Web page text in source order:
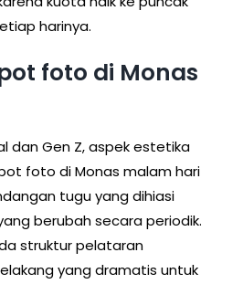
harinya.
foto di Monas
dan Gen Z, aspek estetika
foto di Monas malam hari
tugu yang dihiasi
berubah secara periodik.
struktur pelataran
yang dramatis untuk